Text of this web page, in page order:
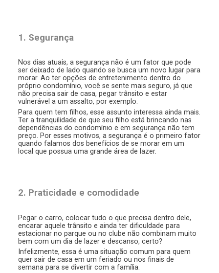
1. Segurança
Nos dias atuais, a segurança não é um fator que pode
ser deixado de lado quando se busca um novo lugar para
morar. Ao ter opções de entretenimento dentro do
próprio condomínio, você se sente mais seguro, já que
não precisa sair de casa, pegar trânsito e estar
vulnerável a um assalto, por exemplo.
Para quem tem filhos, esse assunto interessa ainda mais.
Ter a tranquilidade de que seu filho está brincando nas
dependências do condomínio e em segurança não tem
preço. Por esses motivos, a segurança é o primeiro fator
quando falamos dos benefícios de se morar em um
local que possua uma grande área de lazer.
2. Praticidade e comodidade
Pegar o carro, colocar tudo o que precisa dentro dele,
encarar aquele trânsito e ainda ter dificuldade para
estacionar no parque ou no clube não combinam muito
bem com um dia de lazer e descanso, certo?
Infelizmente, essa é uma situação comum para quem
quer sair de casa em um feriado ou nos finais de
semana para se divertir com a família.